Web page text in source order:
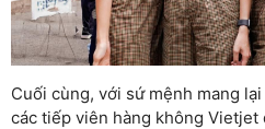
Cuối cùng, với sứ mệnh mang
các tiếp viên hàng không